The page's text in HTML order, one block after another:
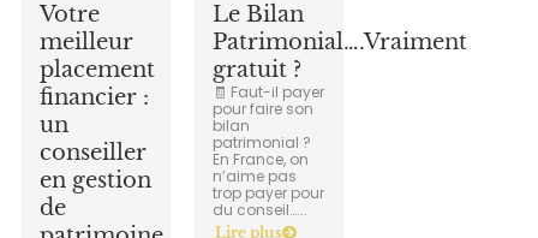
Votre
meilleur
placement
financier :
un
conseiller
en gestion
de
Le Bilan
Patrimonial….Vraiment
gratuit ?
🧾 Faut-il payer
pour faire son
bilan
patrimonial ?
En France, on
n’aime pas
trop payer pour
du conseil…...
Lire plus